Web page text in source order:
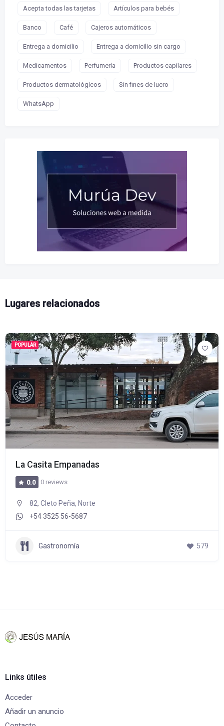
Acepta todas las tarjetas Artículos para bebés
Banco Café Cajeros automáticos
Entrega a domicilio Entrega a domicilio sin cargo
Medicamentos Perfumería Productos capilares
Productos dermatológicos Sin fines de lucro
WhatsApp
Lugares relacionados
POPULAR
La Casita Empanadas
0.0 0 reviews
82, Cleto Peña, Norte
+54 3525 56-5687
Gastronomía 579
Links útiles
Acceder
Añadir un anuncio